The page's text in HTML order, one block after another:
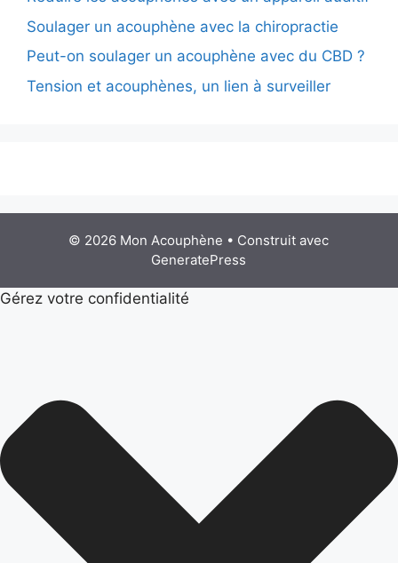
Soulager un acouphène avec la chiropractie
Peut-on soulager un acouphène avec du CBD ?
Tension et acouphènes, un lien à surveiller
© 2026 Mon Acouphène • Construit avec
GeneratePress
Gérez votre confidentialité